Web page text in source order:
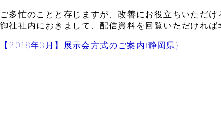
ご多忙のことと存じますが、改善にお役立ちいただ
御社社内におきまして、配信資料を回覧いただけれ
【2018年3月】展示会方式のご案内(静岡県)